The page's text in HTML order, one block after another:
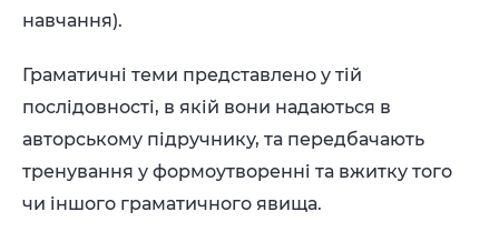
навчання).
Граматичні теми представлено у тій
послідовності, в якій вони надаються в
авторському підручнику, та передбачають
тренування у формоутворенні та вжитку того
чи іншого граматичного явища.